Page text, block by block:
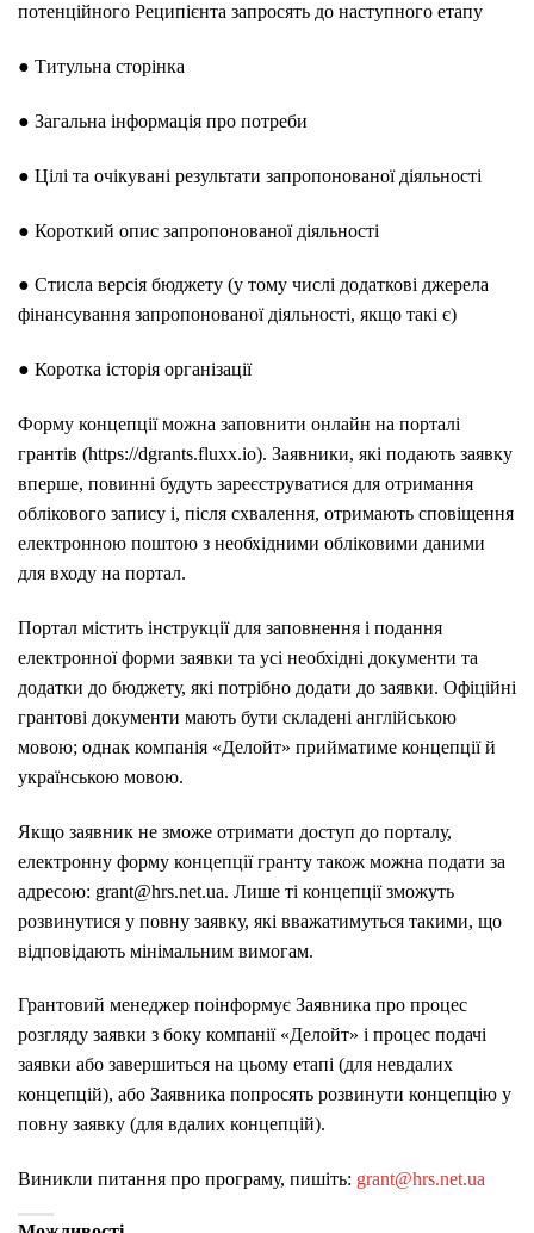
потенційного Реципієнта запросять до наступного етапу
● Титульна сторінка
● Загальна інформація про потреби
● Цілі та очікувані результати запропонованої діяльності
● Короткий опис запропонованої діяльності
● Стисла версія бюджету (у тому числі додаткові джерела
фінансування запропонованої діяльності, якщо такі є)
● Коротка історія організації
Форму концепції можна заповнити онлайн на порталі
грантів (https://dgrants.fluxx.io). Заявники, які подають заявку
вперше, повинні будуть зареєструватися для отримання
облікового запису і, після схвалення, отримають сповіщення
електронною поштою з необхідними обліковими даними
для входу на портал.
Портал містить інструкції для заповнення і подання
електронної форми заявки та усі необхідні документи та
додатки до бюджету, які потрібно додати до заявки. Офіційні
грантові документи мають бути складені англійською
мовою; однак компанія «Делойт» прийматиме концепції й
українською мовою.
Якщо заявник не зможе отримати доступ до порталу,
електронну форму концепції гранту також можна подати за
адресою: grant@hrs.net.ua. Лише ті концепції зможуть
розвинутися у повну заявку, які вважатимуться такими, що
відповідають мінімальним вимогам.
Грантовий менеджер поінформує Заявника про процес
розгляду заявки з боку компанії «Делойт» і процес подачі
заявки або завершиться на цьому етапі (для невдалих
концепцій), або Заявника попросять розвинути концепцію у
повну заявку (для вдалих концепцій).
Виникли питання про програму, пишіть: grant@hrs.net.ua